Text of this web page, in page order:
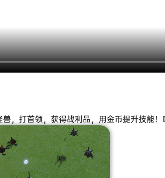
，打首领，获得战利品，用金币提升技能！